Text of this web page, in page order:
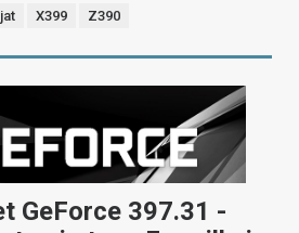
X399 Z390
GeForce 397.31 -